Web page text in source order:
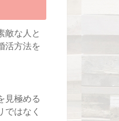
敵な人と
活方法を
見極める
ではなく